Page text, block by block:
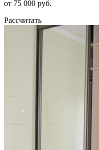
от 75 000 руб.
Рассчитать